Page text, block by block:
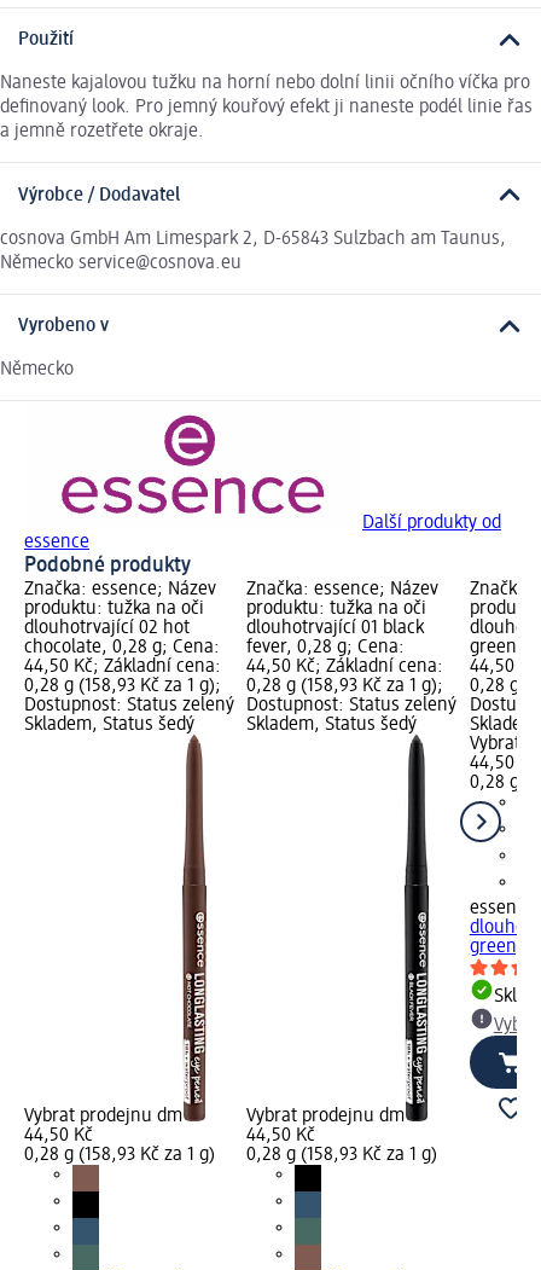
Použití
Naneste kajalovou tužku na horní nebo dolní linii očního víčka pro
definovaný look. Pro jemný kouřový efekt ji naneste podél linie řas
a jemně rozetřete okraje.
Výrobce / Dodavatel
cosnova GmbH Am Limespark 2, D-65843 Sulzbach am Taunus,
Německo service@cosnova.eu
Vyrobeno v
Německo
Další produkty od
essence
Podobné produkty
Značka: essence; Název
produktu: tužka na oči
dlouhotrvající 02 hot
chocolate, 0,28 g; Cena:
44,50 Kč; Základní cena:
0,28 g (158,93 Kč za 1 g);
Dostupnost: Status zelený
Skladem, Status šedý
Vybrat prodejnu dm
44,50 Kč
0,28 g (158,93 Kč za 1 g)
Značka: essence; Název
produktu: tužka na oči
dlouhotrvající 01 black
fever, 0,28 g; Cena:
44,50 Kč; Základní cena:
0,28 g (158,93 Kč za 1 g);
Dostupnost: Status zelený
Skladem, Status šedý
Vybrat prodejnu dm
44,50 Kč
0,28 g (158,93 Kč za 1 g)
Značka:
green,
44,50
0,28 g
Vybrat
44,50 Kč
0,28 g
essence
green,